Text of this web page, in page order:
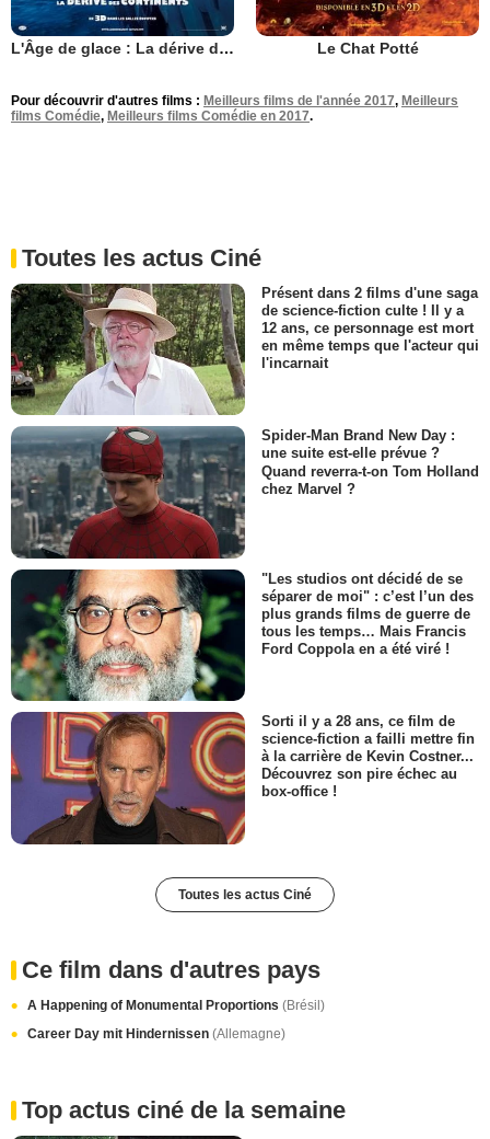
L'Âge de glace : La dérive des continents Le Chat Potté
Pour découvrir d'autres films : Meilleurs films de l'année 2017, Meilleurs
films Comédie, Meilleurs films Comédie en 2017.
Toutes les actus Ciné
Présent dans 2 films d'une saga
de science-fiction culte ! Il y a
12 ans, ce personnage est mort
en même temps que l'acteur qui
l'incarnait
Spider-Man Brand New Day :
une suite est-elle prévue ?
Quand reverra-t-on Tom Holland
chez Marvel ?
"Les studios ont décidé de se
séparer de moi" : c’est l’un des
plus grands films de guerre de
tous les temps… Mais Francis
Ford Coppola en a été viré !
Sorti il y a 28 ans, ce film de
science-fiction a failli mettre fin
à la carrière de Kevin Costner...
Découvrez son pire échec au
box-office !
Toutes les actus Ciné
Ce film dans d'autres pays
A Happening of Monumental Proportions (Brésil)
Career Day mit Hindernissen (Allemagne)
Top actus ciné de la semaine